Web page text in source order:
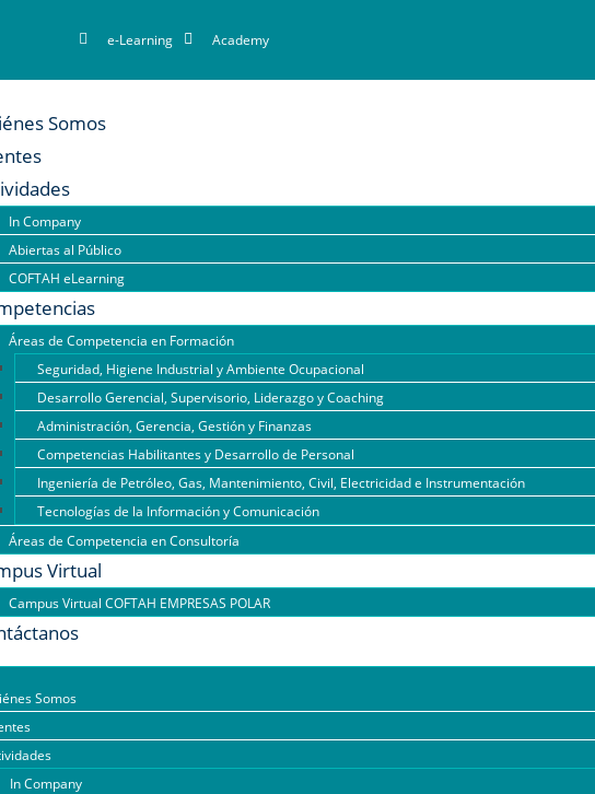
e-Learning Academy
Somos
In Company
Abiertas al Público
COFTAH eLearning
Áreas de Competencia en Formación
Seguridad, Higiene Industrial y Ambiente Ocupacional
Desarrollo Gerencial, Supervisorio, Liderazgo y Coaching
Administración, Gerencia, Gestión y Finanzas
Competencias Habilitantes y Desarrollo de Personal
Ingeniería de Petróleo, Gas, Mantenimiento, Civil, Electricidad e Instrumentación
Tecnologías de la Información y Comunicación
Áreas de Competencia en Consultoría
Virtual
Campus Virtual COFTAH EMPRESAS POLAR
Somos
In Company